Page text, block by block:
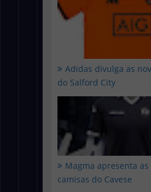
Adidas divulga as
do Salford City
Magma apresenta as
camisas do Cavese